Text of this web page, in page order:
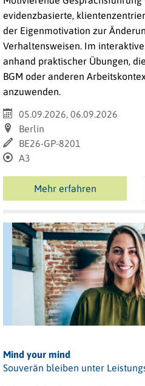
evidenzbasierte,
der Eigenmotivation zur
Verhaltensweisen. Im
anhand praktischer Übungen,
BGM oder anderen
anzuwenden.
05.09.2026, 06.09.2026
Berlin
BE26-GP-8201
A3
Mehr erfahren
Mind your mind
Souverän bleiben unter